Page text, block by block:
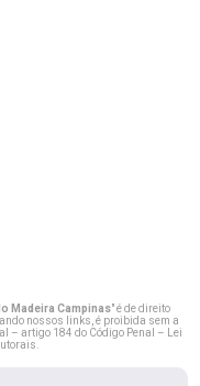
Madeira Campinas" é de direito
nossos links, é proibida sem a
– artigo 184 do Código Penal –
Lei